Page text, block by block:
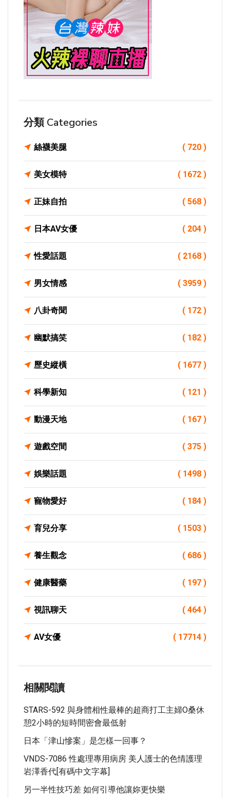
分類 Categories
絲襪美腿 ( 720 )
美女模特 ( 1672 )
正妹自拍 ( 568 )
日本AV女優 ( 204 )
性愛話題 ( 2168 )
男女情感 ( 3959 )
八卦奇聞 ( 172 )
幽默搞笑 ( 182 )
歷史縱橫 ( 1677 )
科學新知 ( 121 )
動漫天地 ( 167 )
遊戲空間 ( 375 )
娛樂話題 ( 1498 )
寵物愛好 ( 184 )
育兒分享 ( 1503 )
養生觀念 ( 686 )
健康醫藥 ( 197 )
視訊聊天 ( 464 )
AV女優 ( 17714 )
相關閱讀
STARS-592 與身體相性最棒的超商打工主婦O桑休
憩2小時的短時間密會最低射
日本「津山慘案」是怎樣一回事？
VNDS-7086 性處理專用病房 美人護士的色情護理
岩澤香代[有碼中文字幕]
另一半性技巧差 如何引導他讓妳更快樂